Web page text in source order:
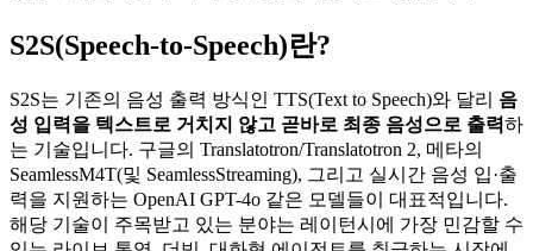
S2S(Speech-to-Speech)란?
S2S는 기존의 음성 출력 방식인 TTS(Text to Speech)와 달리 음
성 입력을 텍스트로 거치지 않고 곧바로 최종 음성으로 출력하
는 기술입니다. 구글의 Translatotron/Translatotron 2, 메타의
SeamlessM4T(및 SeamlessStreaming), 그리고 실시간 음성 입·출
력을 지원하는 OpenAI GPT-4o 같은 모델들이 대표적입니다.
해당 기술이 주목받고 있는 분야는 레이턴시에 가장 민감할 수